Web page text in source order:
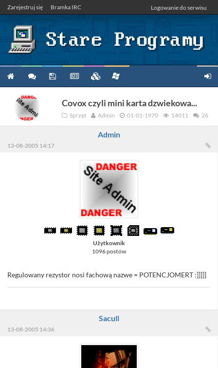
Zarejestruj się Bramka IRC Logowanie do serwisu
Covox czyli mini karta dzwiekowa...
Sprzęt Admin 01-01-1970 14011 26
Admin
13-08-2005 14:17
Użytkownik
1096 postów
Regulowany rezystor nosi fachową nazwe = POTENCJOMERT :]]]]]
Sacull
13-08-2005 14:36